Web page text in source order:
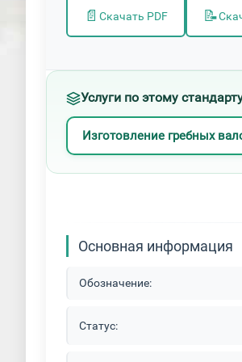
📄 Скачать PDF 📝
Услуги по этому
Изготовление гребных
Основная информация
Обозначение:
Статус: